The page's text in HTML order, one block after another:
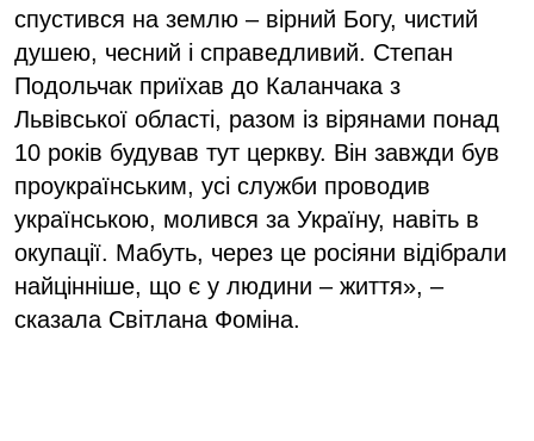
спустився на землю – вірний Богу, чистий
душею, чесний і справедливий. Степан
Подольчак приїхав до Каланчака з
Львівської області, разом із вірянами понад
10 років будував тут церкву. Він завжди був
проукраїнським, усі служби проводив
українською, молився за Україну, навіть в
окупації. Мабуть, через це росіяни відібрали
найцінніше, що є у людини – життя», –
сказала Світлана Фоміна.